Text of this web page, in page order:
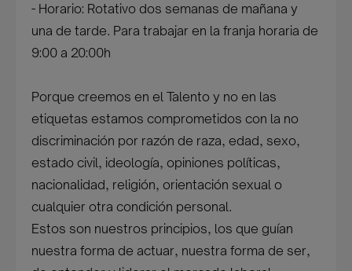
- Horario: Rotativo dos semanas de mañana y
una de tarde. Para trabajar en la franja horaria de
9:00 a 20:00h
Porque creemos en el Talento y no en las
etiquetas estamos comprometidos con la no
discriminación por razón de raza, edad, sexo,
estado civil, ideología, opiniones políticas,
nacionalidad, religión, orientación sexual o
cualquier otra condición personal.
Estos son nuestros principios, los que guían
nuestra forma de actuar, nuestra forma de ser,